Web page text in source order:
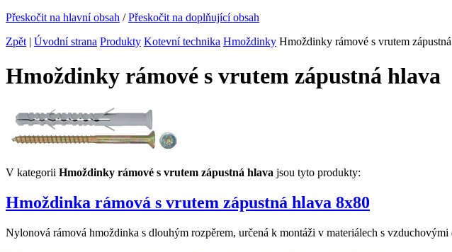
Přeskočit na hlavní obsah /Přeskočit na doplňující obsah
Zpět | Úvodní strana Produkty Kotevní technika Hmoždinky Hmoždinky rámové s vrutem
Hmoždinky rámové s vrutem zápustná hlava
V kategorii Hmoždinky rámové s vrutem zápustná hlava jsou tyto produkty:
Hmoždinka rámová s vrutem zápustná hlava 8x80
Nylonová rámová hmoždinka s dlouhým rozpěrem, určená k montáži v materiálech s